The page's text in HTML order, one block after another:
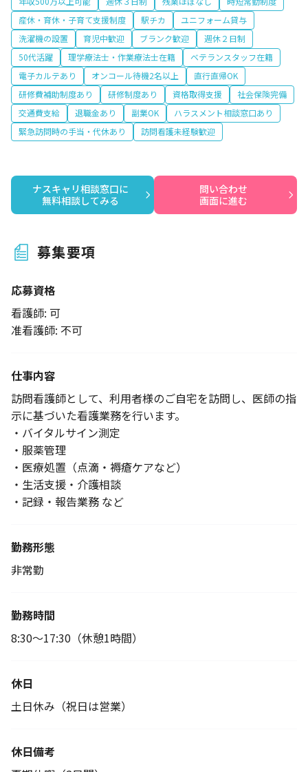
産休・育休・子育て支援制度
駅チカ
ユニフォーム貸与
洗濯機の設置
育児中歓迎 ブランク歓迎
週休２日制
50代活躍
理学療法士・作業療法士在籍
ベテランスタッフ在籍
電子カルテあり
オンコール待機2名以上
直行直帰OK
研修費補助制度あり
研修制度あり 資格取得支援
社会保険完備
交通費支給
退職金あり 副業OK
ハラスメント相談窓口あり
緊急訪問時の手当・代休あり
訪問看護未経験歓迎
ナスキャリ相談窓口に
無料相談してみる
問い合わせ
画面に進む
募集要項
応募資格
看護師: 可
准看護師: 不可
仕事内容
訪問看護師として、利用者様のご自宅を訪問し、医師の指
示に基づいた看護業務を行います。
・バイタルサイン測定
・服薬管理
・医療処置（点滴・褥瘡ケアなど）
・生活支援・介護相談
・記録・報告業務 など
勤務形態
非常勤
勤務時間
8:30～17:30（休憩1時間）
休日
土日休み（祝日は営業）
休日備考